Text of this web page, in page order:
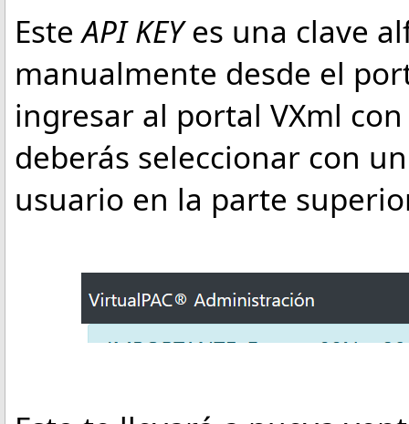
EsteAPI KEYes una clave
manualmente desde el
ingresar al portal VXml
deberás seleccionar con
usuario en la parte